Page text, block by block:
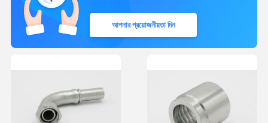
আপনার প্রয়োজনীয়তা দিন